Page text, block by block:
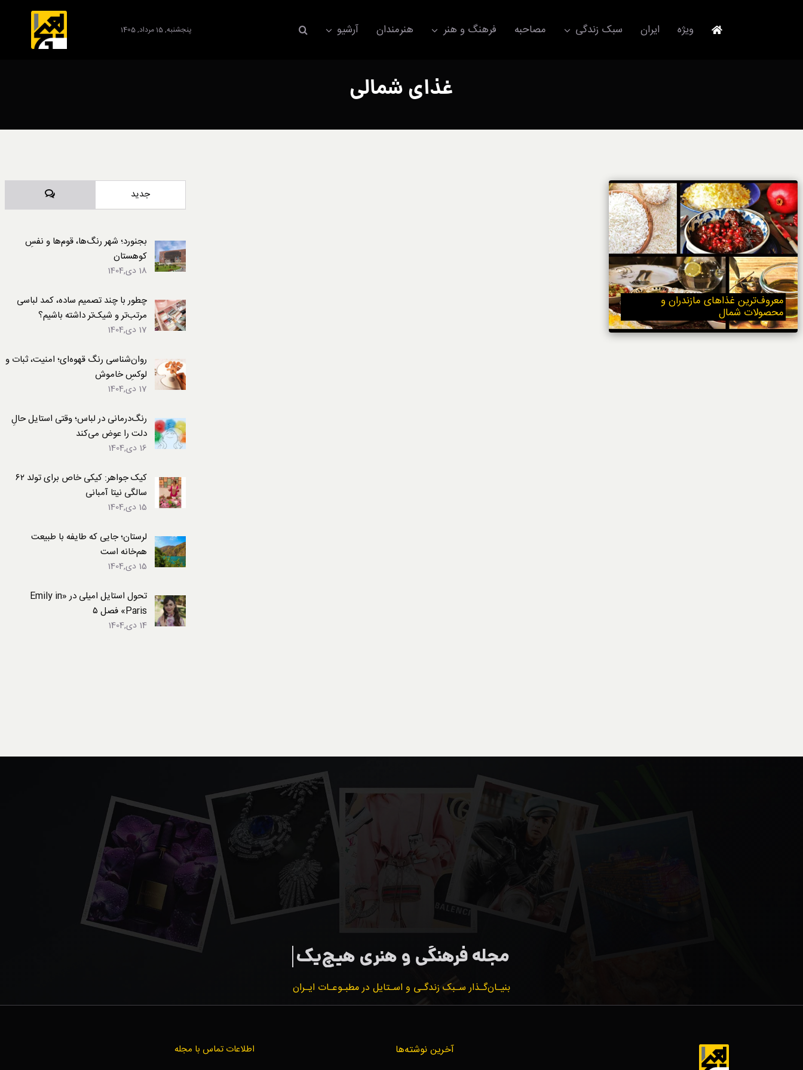
ویژه ایران سبک زندگی
استایل
آداب معاشرت
ورزش/ سلامت/ زیبایی
تکنولوژی
خودرو
خوردنی‌ها
مصاحبه فرهنگ و هنر هنرمندان آرشیو پنجشنبه, 15 مرداد, 1405
غذای شمالی
معروف‌ترین غذاهای مازندران و
محصولات شمال
جدید دیدگاه‌ها
بجنورد؛ شهر رنگ‌ها، قوم‌ها و نفسِ
کوهستان
18 دی,1404
چطور با چند تصمیم ساده، کمد لباسی
مرتب‌تر و شیک‌تر داشته باشیم؟
17 دی,1404
روان‌شناسی رنگ قهوه‌ای؛ امنیت، ثبات و
لوکسِ خاموش
17 دی,1404
رنگ‌درمانی در لباس؛ وقتی استایل حالِ
دلت را عوض می‌کند
16 دی,1404
کیک جواهر: کیکی خاص برای تولد ۶۲
سالگی نیتا آمبانی
15 دی,1404
لرستان؛ جایی که طایفه با طبیعت
هم‌خانه است
15 دی,1404
تحول استایل امیلی در «Emily in
Paris» فصل ۵
14 دی,1404
بنیـان‌گـذار سـبک زندگـی و اسـتایل در مطبـوعـات ایـران
آخرین نوشته‌ها اطلاعات تماس با مجله